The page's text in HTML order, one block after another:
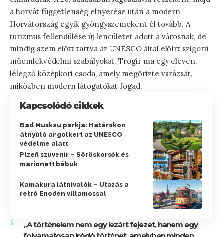
a horvát függetlenség elnyerése után a modern
Horvátország egyik gyöngyszemeként él tovább. A
turizmus fellendülése új lendületet adott a városnak, de
mindig szem előtt tartva az UNESCO által előírt szigorú
műemlékvédelmi szabályokat. Trogir ma egy eleven,
lélegző középkori csoda, amely megőrizte varázsát,
miközben modern látogatókat fogad.
Kapcsolódó cikkek
Bad Muskau parkja: Határokon
átnyúló angolkert az UNESCO
védelme alatt
Plzeň szuvenír – Söröskorsók és
marionett bábuk
Kamakura látnivalók – Utazás a
retró Enoden villamossal
„A történelem nem egy lezárt fejezet, hanem egy